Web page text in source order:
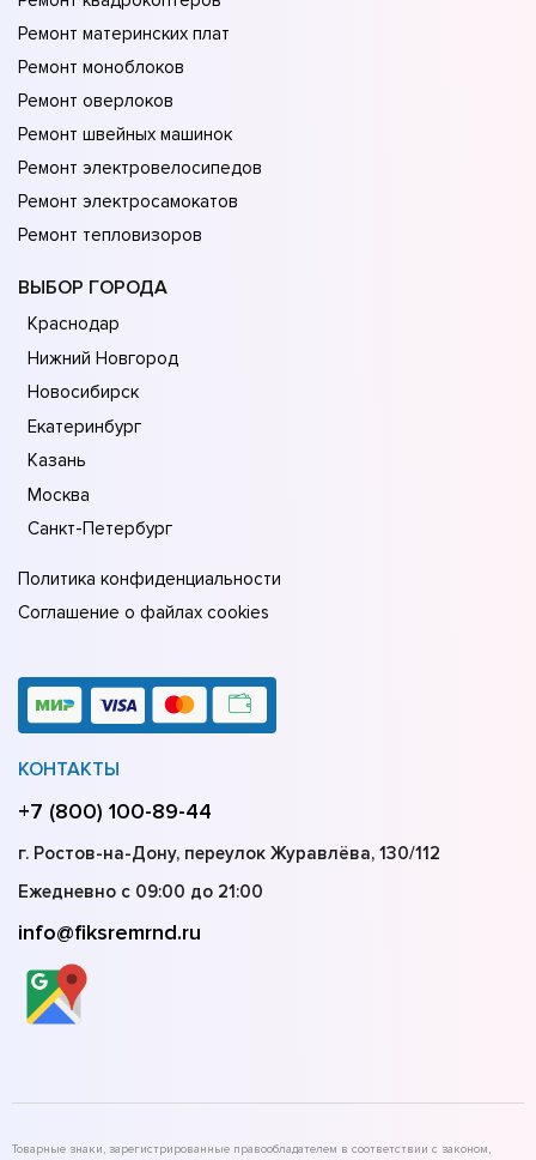
Ремонт материнских плат
Ремонт моноблоков
Ремонт оверлоков
Ремонт швейных машинок
Ремонт электровелосипедов
Ремонт электросамокатов
Ремонт тепловизоров
ВЫБОР ГОРОДА
Краснодар
Нижний Новгород
Новосибирск
Екатеринбург
Казань
Москва
Санкт-Петербург
Политика конфиденциальности
Соглашение о файлах cookies
КОНТАКТЫ
+7 (800) 100-89-44
г. Ростов-на-Дону, переулок Журавлёва, 130/112
Ежедневно с 09:00 до 21:00
info@fiksremrnd.ru
Товарные знаки, зарегистрированные правообладателем в соответствии с законом,